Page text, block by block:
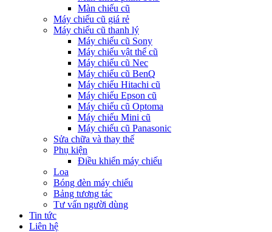
Màn chiếu cũ
Máy chiếu cũ giá rẻ
Máy chiếu cũ thanh lý
Máy chiếu cũ Sony
Máy chiếu vật thể cũ
Máy chiếu cũ Nec
Máy chiếu cũ BenQ
Máy chiếu Hitachi cũ
Máy chiếu Epson cũ
Máy chiếu cũ Optoma
Máy chiếu Mini cũ
Máy chiếu cũ Panasonic
Sửa chữa và thay thế
Phụ kiện
Điều khiển máy chiếu
Loa
Bóng đèn máy chiếu
Bảng tương tác
Tư vấn người dùng
Tin tức
Liên hệ